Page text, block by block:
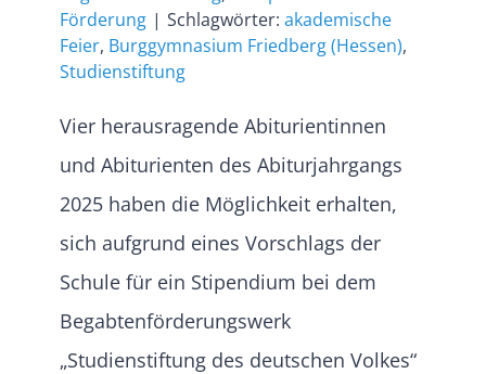
Förderung | Schlagwörter: akademische
Feier, Burggymnasium Friedberg (Hessen),
Studienstiftung
Vier herausragende Abiturientinnen
und Abiturienten des Abiturjahrgangs
2025 haben die Möglichkeit erhalten,
sich aufgrund eines Vorschlags der
Schule für ein Stipendium bei dem
Begabtenförderungswerk
„Studienstiftung des deutschen Volkes“